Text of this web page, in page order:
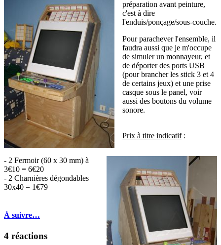
préparation avant peinture,
c'est à dire
l'enduis/ponçage/sous-couche.
Pour parachever l'ensemble, il
faudra aussi que je m'occupe
de simuler un monnayeur, et
de déporter des ports USB
(pour brancher les stick 3 et 4
de certains jeux) et une prise
casque sous le panel, voir
aussi des boutons du volume
sonore.
Prix à titre indicatif:
- 2 Fermoir (60 x 30 mm) à
3€10 = 6€20
- 2 Charnières dégondables
30x40 = 1€79
À suivre…
4 réactions